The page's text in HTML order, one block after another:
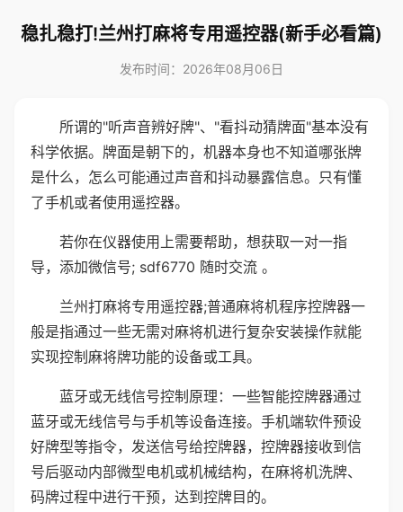
稳扎稳打!兰州打麻将专用遥控器(新手必看篇)
发布时间：2026年08月06日
所谓的"听声音辨好牌"、"看抖动猜牌面"基本没有
科学依据。牌面是朝下的，机器本身也不知道哪张牌
是什么，怎么可能通过声音和抖动暴露信息。只有懂
了手机或者使用遥控器。
若你在仪器使用上需要帮助，想获取一对一指
导，添加微信号; sdf6770 随时交流 。
兰州打麻将专用遥控器;普通麻将机程序控牌器一
般是指通过一些无需对麻将机进行复杂安装操作就能
实现控制麻将牌功能的设备或工具。
蓝牙或无线信号控制原理：一些智能控牌器通过
蓝牙或无线信号与手机等设备连接。手机端软件预设
好牌型等指令，发送信号给控牌器，控牌器接收到信
号后驱动内部微型电机或机械结构，在麻将机洗牌、
码牌过程中进行干预，达到控牌目的。